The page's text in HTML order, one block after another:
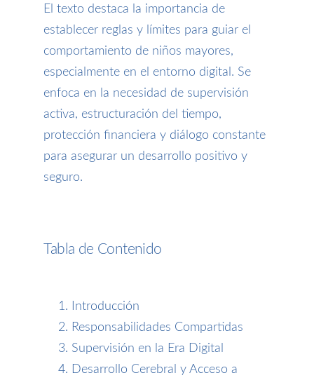
El texto destaca la importancia de
establecer reglas y límites para guiar el
comportamiento de niños mayores,
especialmente en el entorno digital. Se
enfoca en la necesidad de supervisión
activa, estructuración del tiempo,
protección financiera y diálogo constante
para asegurar un desarrollo positivo y
seguro.
Tabla de Contenido
Introducción
Responsabilidades Compartidas
Supervisión en la Era Digital
Desarrollo Cerebral y Acceso a